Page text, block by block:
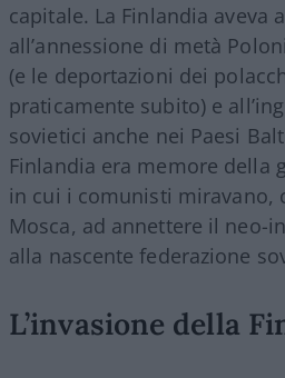
capitale. La Finlandia aveva
all’annessione di metà
(e le deportazioni dei
praticamente subito) e
sovietici anche nei Paesi
Finlandia era memore della
in cui i comunisti miravano,
Mosca, ad annettere il neo-
alla nascente federazione
L’invasione della